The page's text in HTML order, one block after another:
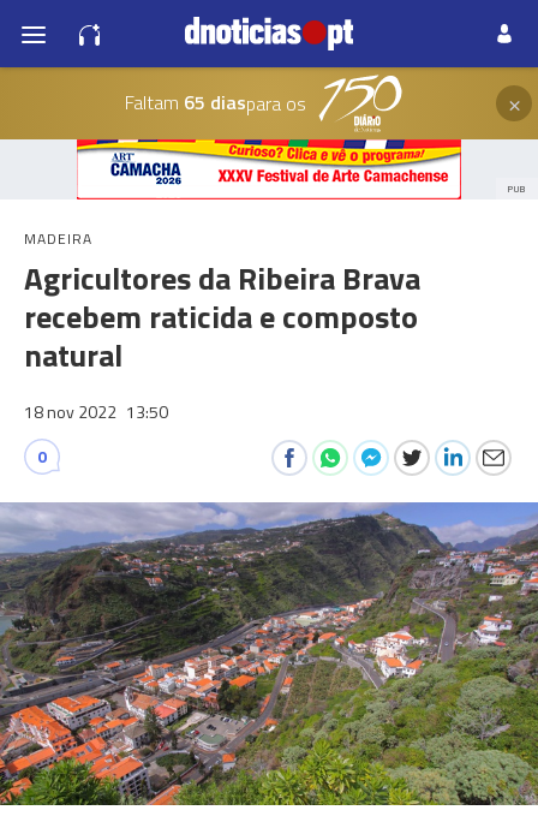
Faltam 65 diaspara os ×
PUB
MADEIRA
Agricultores da Ribeira Brava
recebem raticida e composto
natural
18 nov 2022 13:50
0